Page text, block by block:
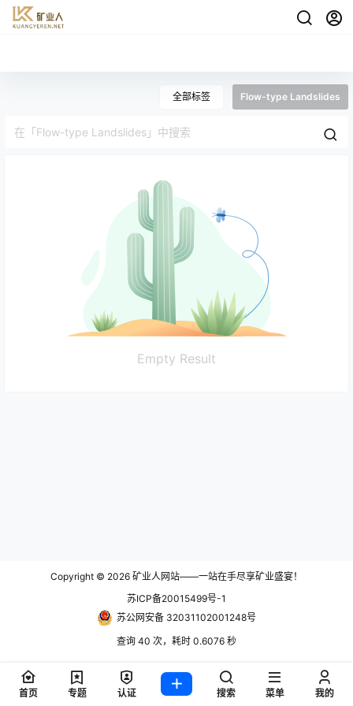
全部标签 Flow-type Landslides
Empty Result
Copyright © 2026 矿业人网站——一站在手尽享矿业盛宴！
苏ICP备20015499号-1
苏公网安备 32031102001248号
查询 40 次，耗时 0.6076 秒
首页 专题 认证 搜索 菜单 我的